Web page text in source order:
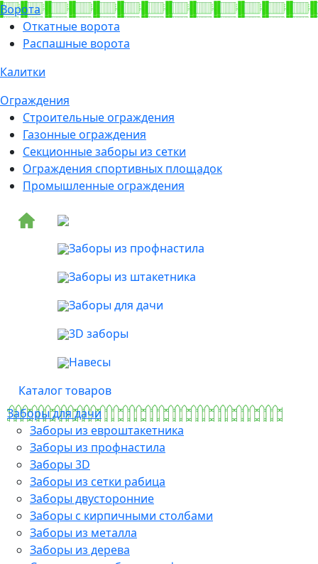
Ворота
Откатные ворота
Распашные ворота
Калитки
Ограждения
Строительные ограждения
Газонные ограждения
Секционные заборы из сетки
Ограждения спортивных площадок
Промышленные ограждения
Заборы из профнастила
Заборы из штакетника
Заборы для дачи
3D заборы
Навесы
Каталог товаров
Заборы для дачи
Заборы из евроштакетника
Заборы из профнастила
Заборы 3D
Заборы из сетки рабица
Заборы двусторонние
Заборы с кирпичными столбами
Заборы из металла
Заборы из дерева